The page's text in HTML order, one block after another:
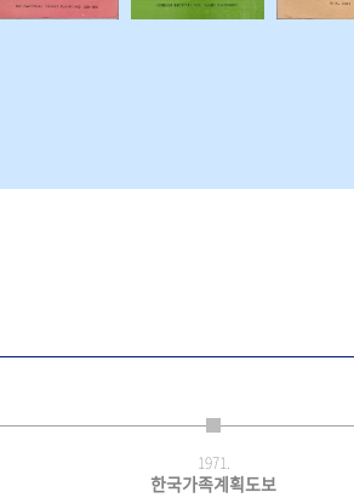
1971.
한국가족계획도보